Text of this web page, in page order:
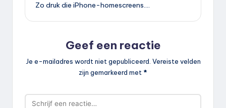
Zo druk die iPhone-homescreens….
Geef een reactie
Je e-mailadres wordt niet gepubliceerd. Vereiste velden
zijn gemarkeerd met *